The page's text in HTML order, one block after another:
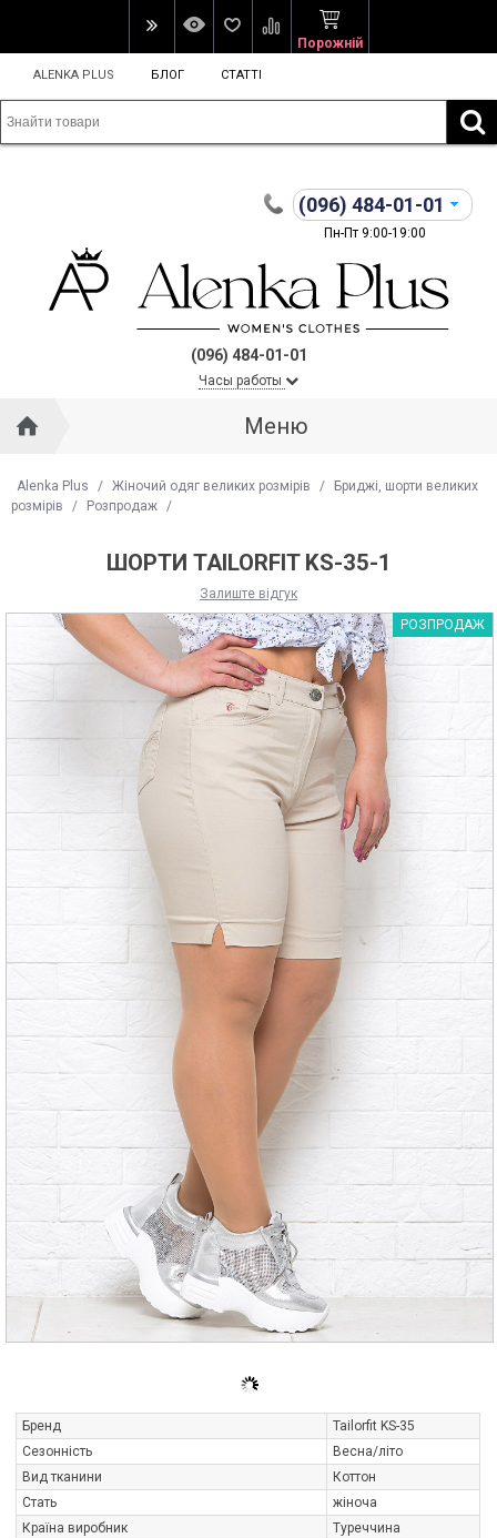
Порожній
ALENKA PLUS БЛОГ СТАТТІ
(096) 484-01-01
Пн-Пт 9:00-19:00
(096) 484-01-01
Часы работы
Меню
Alenka Plus / Жіночий одяг великих розмірів /
Бриджі, шорти великих
розмірів
/ Розпродаж /
ШОРТИ TAILORFIT KS-35-1
Залиште відгук
РОЗПРОДАЖ
Бренд
Tailorfit KS-35
Сезонність
Весна/літо
Вид тканини
Коттон
Стать
жіноча
Країна виробник
Туреччина